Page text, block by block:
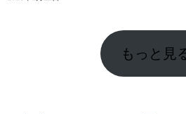
もっと見